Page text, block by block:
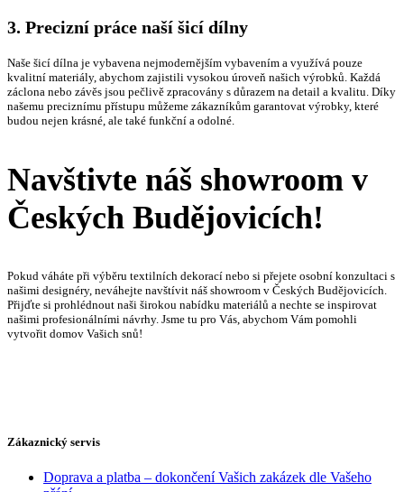
3. Precizní práce naší šicí dílny
Naše šicí dílna je vybavena nejmodernějším vybavením a využívá pouze
kvalitní materiály, abychom zajistili vysokou úroveň našich výrobků. Každá
záclona nebo závěs jsou pečlivě zpracovány s důrazem na detail a kvalitu. Díky
našemu preciznímu přístupu můžeme zákazníkům garantovat výrobky, které
budou nejen krásné, ale také funkční a odolné.
Navštivte náš showroom v
Českých Budějovicích!
Pokud váháte při výběru textilních dekorací nebo si přejete osobní konzultaci s
našimi designéry, neváhejte navštívit náš showroom v Českých Budějovicích.
Přijďte si prohlédnout naši širokou nabídku materiálů a nechte se inspirovat
našimi profesionálními návrhy. Jsme tu pro Vás, abychom Vám pomohli
vytvořit domov Vašich snů!
Zákaznický servis
Doprava a platba – dokončení Vašich zakázek dle Vašeho